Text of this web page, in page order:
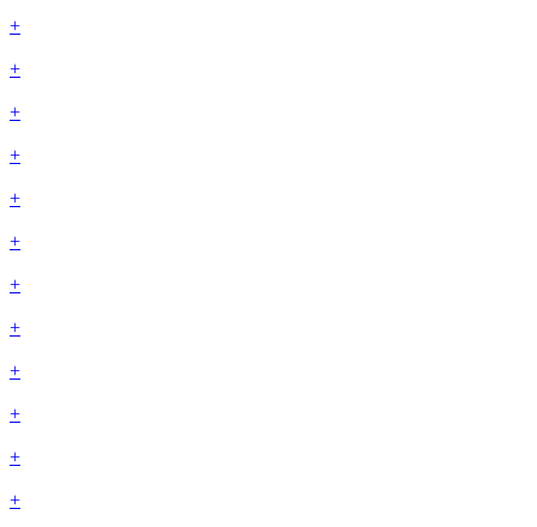
+
+
+
+
+
+
+
+
+
+
+
+